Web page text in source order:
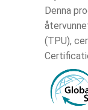
Denna
(TPU),